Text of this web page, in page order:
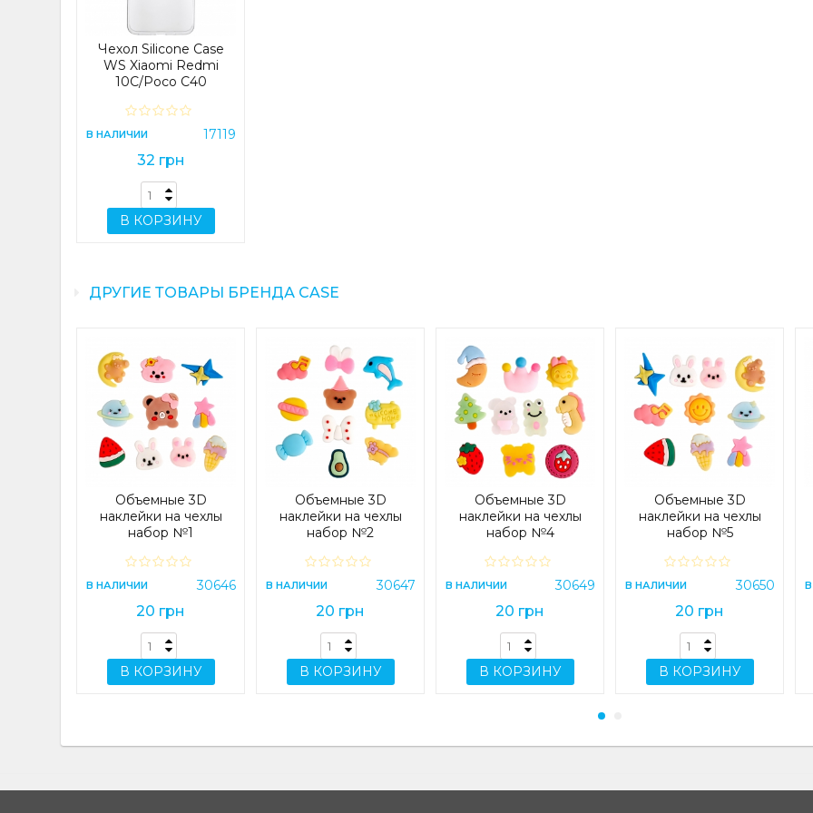
Чехол Silicone Case
WS Xiaomi Redmi
10C/Poco C40
В НАЛИЧИИ 17119
32 грн
В КОРЗИНУ
ДРУГИЕ ТОВАРЫ БРЕНДА CASE
Объемные 3D
наклейки на чехлы
набор №1
В НАЛИЧИИ 30646
20 грн
В КОРЗИНУ
Объемные 3D
наклейки на чехлы
набор №2
В НАЛИЧИИ 30647
20 грн
В КОРЗИНУ
Объемные 3D
наклейки на чехлы
набор №4
В НАЛИЧИИ 30649
20 грн
В КОРЗИНУ
Объемные 3D
наклейки на чехлы
набор №5
В НАЛИЧИИ 30650
20 грн
В КОРЗИНУ